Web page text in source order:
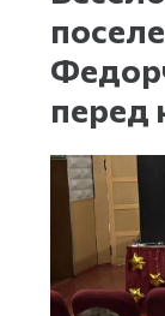
перед